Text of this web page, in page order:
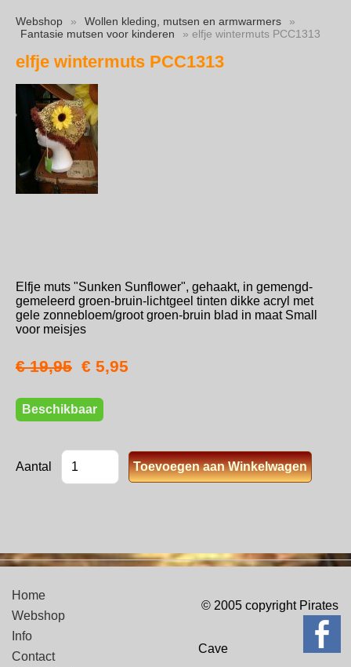
Webshop » Wollen kleding, mutsen en armwarmers
»
Fantasie mutsen voor kinderen
» elfje wintermuts PCC1313
elfje wintermuts PCC1313
Elfje muts "Sunken Sunflower", gehaakt, in gemengd-
gemeleerd groen-bruin-lichtgeel tinten dikke acryl met
gele zonnebloem/groot groen-bruin blad in maat Small
voor meisjes
€ 19,95 € 5,95
Beschikbaar
Aantal
Home
Webshop
Info
Contact
© 2005 copyright Pirates
Cave